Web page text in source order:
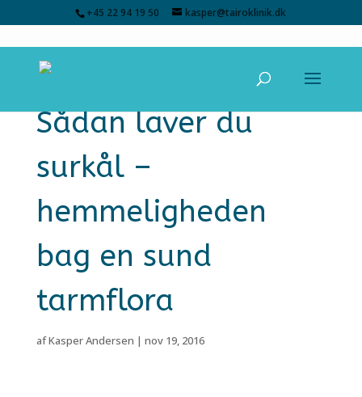
+45 22 94 19 50 kasper@tairoklinik.dk
Sådan laver du
surkål –
hemmeligheden
bag en sund
tarmflora
afKasper Andersen | nov 19, 2016